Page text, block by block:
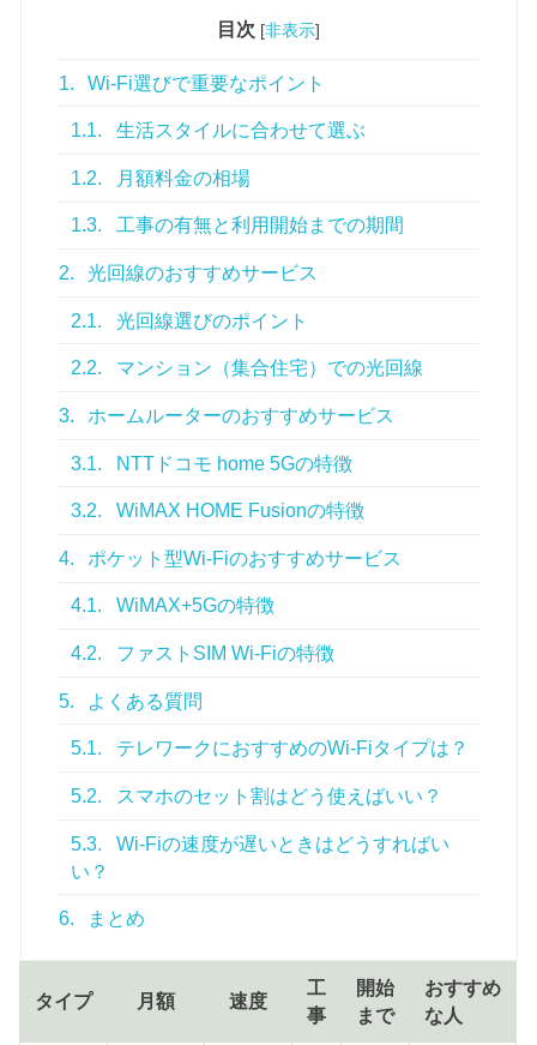
目次 [非表示]
1. Wi-Fi選びで重要なポイント
1.1. 生活スタイルに合わせて選ぶ
1.2. 月額料金の相場
1.3. 工事の有無と利用開始までの期間
2. 光回線のおすすめサービス
2.1. 光回線選びのポイント
2.2. マンション（集合住宅）での光回線
3. ホームルーターのおすすめサービス
3.1. NTTドコモ home 5Gの特徴
3.2. WiMAX HOME Fusionの特徴
4. ポケット型Wi-Fiのおすすめサービス
4.1. WiMAX+5Gの特徴
4.2. ファストSIM Wi-Fiの特徴
5. よくある質問
5.1. テレワークにおすすめのWi-Fiタイプは？
5.2. スマホのセット割はどう使えばいい？
5.3.
Wi-Fiの速度が遅いときはどうすればい
い？
6. まとめ
タイプ 月額 速度
工
事
開始
まで
おすすめ
な人